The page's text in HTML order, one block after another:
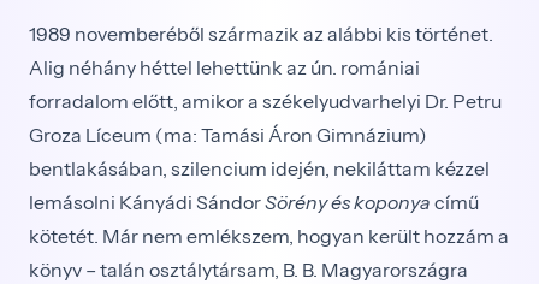
1989 novemberéből származik az alábbi kis történet.
Alig néhány héttel lehettünk az ún. romániai
forradalom előtt, amikor a székelyudvarhelyi Dr. Petru
Groza Líceum (ma: Tamási Áron Gimnázium)
bentlakásában, szilencium idején, nekiláttam kézzel
lemásolni Kányádi SándorSörény és koponya című
kötetét. Már nem emlékszem, hogyan került hozzám a
könyv – talán osztálytársam, B. B. Magyarországra